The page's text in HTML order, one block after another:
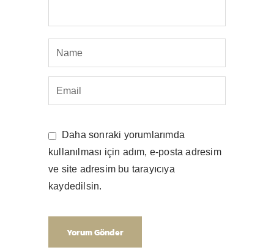
Daha sonraki yorumlarımda
kullanılması için adım, e-posta adresim
ve site adresim bu tarayıcıya
kaydedilsin.